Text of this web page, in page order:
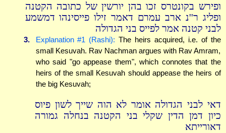
ופירש בקונטרס זכו בהן יורשין של כתובה הקטנה
ופליג ר''נ ארב עמרם דאמר זילו פייסינהו דמשמע
לבני קטנה אמר לפייס בני הגדולה
3. Explanation #1 (Rashi): The heirs acquired, i.e. of the
small Kesuvah. Rav Nachman argues with Rav Amram,
who said "go appease them", which connotes that the
heirs of the small Kesuvah should appease the heirs of
the big Kesuvah;
דאי לבני הגדולה אומר לא הוה שייך לשון פיוס
כיון דמן הדין שקלי בני הקטנה בנחלה גמורה
דאורייתא